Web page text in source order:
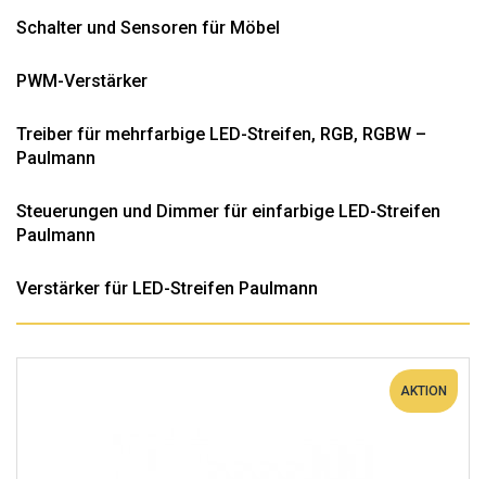
Schalter und Sensoren für Möbel
PWM-Verstärker
Treiber für mehrfarbige LED-Streifen, RGB, RGBW –
Paulmann
Steuerungen und Dimmer für einfarbige LED-Streifen
Paulmann
Verstärker für LED-Streifen Paulmann
AKTION